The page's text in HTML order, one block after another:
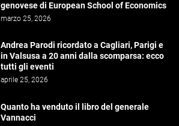
genovese di European School of Economics
marzo 25, 2026
Andrea Parodi ricordato a Cagliari, Parigi e
in Valsusa a 20 anni dalla scomparsa: ecco
tutti gli eventi
aprile 25, 2026
Quanto ha venduto il libro del generale
Vannacci